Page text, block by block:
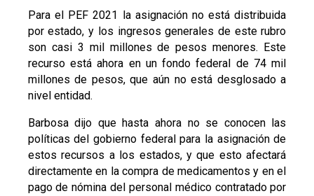
Para el PEF 2021 la asignación no está distribuida
por estado, y los ingresos generales de este rubro
son casi 3 mil millones de pesos menores. Este
recurso está ahora en un fondo federal de 74 mil
millones de pesos, que aún no está desglosado a
nivel entidad.
Barbosa dijo que hasta ahora no se conocen las
políticas del gobierno federal para la asignación de
estos recursos a los estados, y que esto afectará
directamente en la compra de medicamentos y en el
pago de nómina del personal médico contratado por